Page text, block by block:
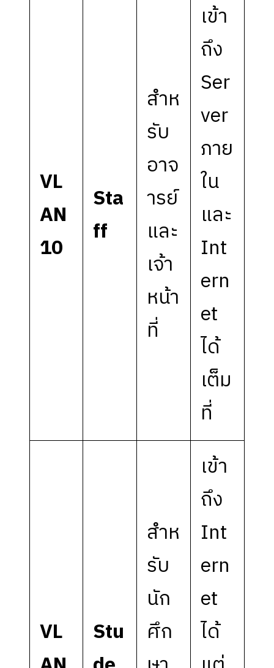
VL
AN
10
Sta
ff
สำห
รับ
อาจ
ารย์
และ
เจ้า
หน้า
ที่
เข้า
ถึง
Ser
ver
ภาย
ใน
และ
Int
ern
et
ได้
เต็ม
ที่
VL
Stu
สำห
รับ
นัก
ศึก
เข้า
ถึง
Int
ern
et
ได้